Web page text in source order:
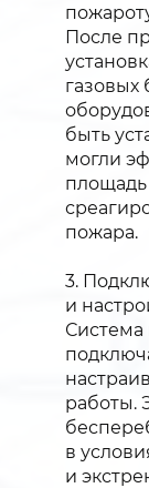
После
газовых
быть
могли
пожара.
3.
и
работы.
в
и